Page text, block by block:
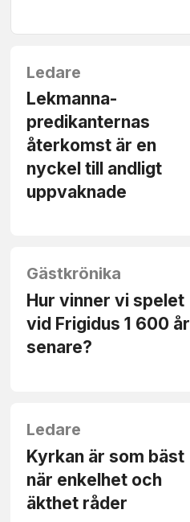
Ledare
Lekmanna­
predikanternas
återkomst är en
nyckel till andligt
uppvaknade
Gästkrönika
Hur vinner vi spelet
vid Frigidus 1 600 år
senare?
Ledare
Kyrkan är som bäst
när enkelhet och
äkthet råder